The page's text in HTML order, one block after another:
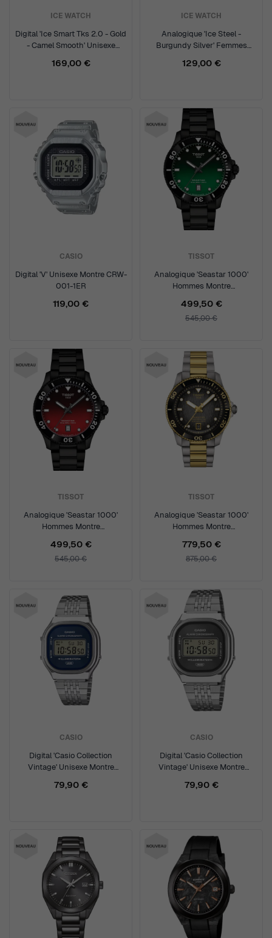
ICE WATCH
Digital 'Ice Smart Tks 2.0 - Gold
- Camel Smooth' Unisexe
169,00 €
ICE WATCH
Analogique 'Ice Steel -
Burgundy Silver' Femmes
129,00 €
CASIO
Digital 'V' Unisexe Montre CRW-
001-1ER
119,00 €
TISSOT
Analogique 'Seastar 1000'
Hommes Montre
499,50 €
545,00 €
TISSOT
Analogique 'Seastar 1000'
Hommes Montre
499,50 €
545,00 €
TISSOT
Analogique 'Seastar 1000'
Hommes Montre
779,50 €
875,00 €
CASIO
Digital 'Casio Collection
Vintage' Unisexe Montre
79,90 €
CASIO
Digital 'Casio Collection
Vintage' Unisexe Montre
79,90 €